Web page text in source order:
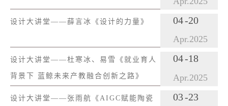
设计大讲堂——薛言冰《设计的力量》 04-20
Apr.2025
设计大讲堂——杜寒冰、易雪《就业育人
背景下 蓝鲸未来产教融合创新之路》
04-18
Apr.2025
设计大讲堂——张雨航《AIGC赋能陶瓷 03-23